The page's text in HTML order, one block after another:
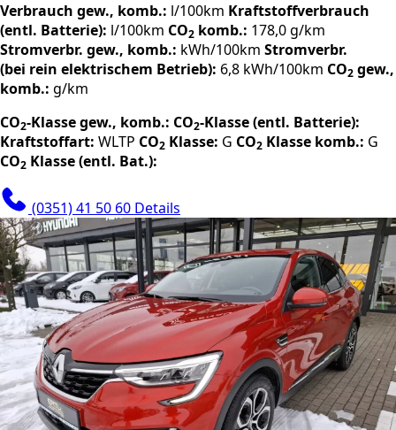
Verbrauch gew., komb.: l/100km Kraftstoffverbrauch
(entl. Batterie): l/100km CO2 komb.: 178,0 g/km
Stromverbr. gew., komb.: kWh/100km Stromverbr.
(bei rein elektrischem Betrieb): 6,8 kWh/100km CO2 gew.,
komb.: g/km
CO2-Klasse gew., komb.: CO2-Klasse (entl. Batterie):
Kraftstoffart: WLTP CO2 Klasse: G CO2 Klasse komb.: G
CO2 Klasse (entl. Bat.):
(0351) 41 50 60 Details